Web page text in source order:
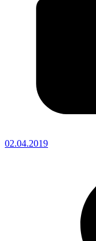
02.04.2019